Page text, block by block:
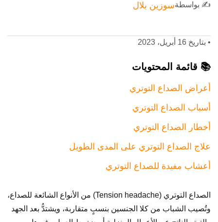
✍️ بواسطةسوزين بلال
• بتاريخ 16 أبريل، 2023
📚 قائمة المحتويات
أعراض الصداع التوتري
أسباب الصداع التوتري
أخطار الصداع التوتري
علاج الصداع التوتري على المدى الطويل
أعشاب مفيدة للصداع التوتري
الصداع التوتري (Tension headache) من الأنواع الشائعة للصداع،
وتُصيب الشباب من كلا الجنسين بنسبٍ متقاربة، ويشتدُّ بعد الجهد